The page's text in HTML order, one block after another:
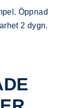
Öppnad
2 dygn.